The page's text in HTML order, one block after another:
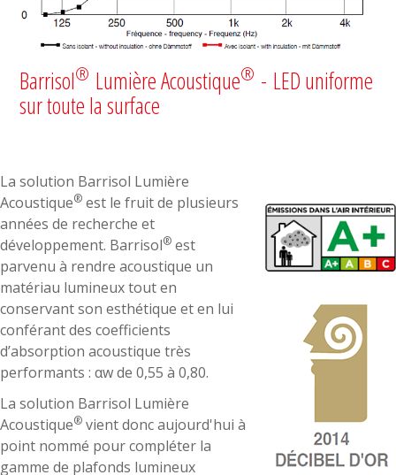
Barrisol® Lumière Acoustique® - LED uniforme
sur toute la surface
La solution Barrisol Lumière
Acoustique® est le fruit de plusieurs
années de recherche et
développement. Barrisol® est
parvenu à rendre acoustique un
matériau lumineux tout en
conservant son esthétique et en lui
conférant des coefficients
d’absorption acoustique très
performants : αw de 0,55 à 0,80.
La solution Barrisol Lumière
Acoustique® vient donc aujourd'hui à
point nommé pour compléter la
gamme de plafonds lumineux